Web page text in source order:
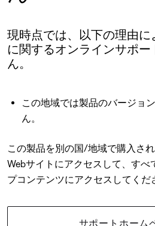
現時点では、以下の理由
に関するオンラインサポ
ん。
この地域では製品のバージョ
ん。
この製品を別の国/地域で購入さ
Webサイトにアクセスして、すべ
プコンテンツにアクセスしてくだ
サポートホーム